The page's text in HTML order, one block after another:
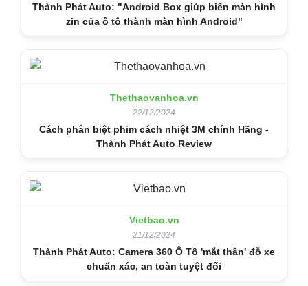
Thành Phát Auto: "Android Box giúp biến màn hình
zin của ô tô thành màn hình Android"
Thethaovanhoa.vn
22/12/2024
Cách phân biệt phim cách nhiệt 3M chính Hãng -
Thành Phát Auto Review
Vietbao.vn
21/12/2024
Thành Phát Auto: Camera 360 Ô Tô 'mắt thần' đỗ xe
chuẩn xác, an toàn tuyệt đối